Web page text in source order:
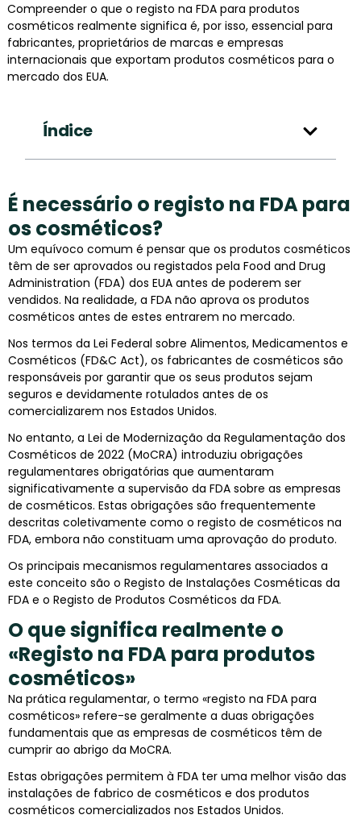
Compreender o que o registo na FDA para produtos
cosméticos realmente significa é, por isso, essencial para
fabricantes, proprietários de marcas e empresas
internacionais que exportam produtos cosméticos para o
mercado dos EUA.
Índice
É necessário o registo na FDA para
os cosméticos?
Um equívoco comum é pensar que os produtos cosméticos
têm de ser aprovados ou registados pela Food and Drug
Administration (FDA) dos EUA antes de poderem ser
vendidos. Na realidade, a FDA não aprova os produtos
cosméticos antes de estes entrarem no mercado.
Nos termos da Lei Federal sobre Alimentos, Medicamentos e
Cosméticos (FD&C Act), os fabricantes de cosméticos são
responsáveis por garantir que os seus produtos sejam
seguros e devidamente rotulados antes de os
comercializarem nos Estados Unidos.
No entanto, a Lei de Modernização da Regulamentação dos
Cosméticos de 2022 (MoCRA) introduziu obrigações
regulamentares obrigatórias que aumentaram
significativamente a supervisão da FDA sobre as empresas
de cosméticos. Estas obrigações são frequentemente
descritas coletivamente como o registo de cosméticos na
FDA, embora não constituam uma aprovação do produto.
Os principais mecanismos regulamentares associados a
este conceito são o Registo de Instalações Cosméticas da
FDA e o Registo de Produtos Cosméticos da FDA.
O que significa realmente o
«Registo na FDA para produtos
cosméticos»
Na prática regulamentar, o termo «registo na FDA para
cosméticos» refere-se geralmente a duas obrigações
fundamentais que as empresas de cosméticos têm de
cumprir ao abrigo da MoCRA.
Estas obrigações permitem à FDA ter uma melhor visão das
instalações de fabrico de cosméticos e dos produtos
cosméticos comercializados nos Estados Unidos.